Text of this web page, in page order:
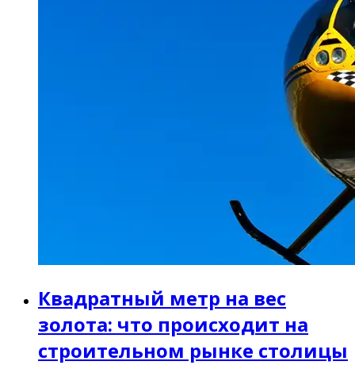
Квадратный метр на вес
золота: что происходит на
строительном рынке столицы